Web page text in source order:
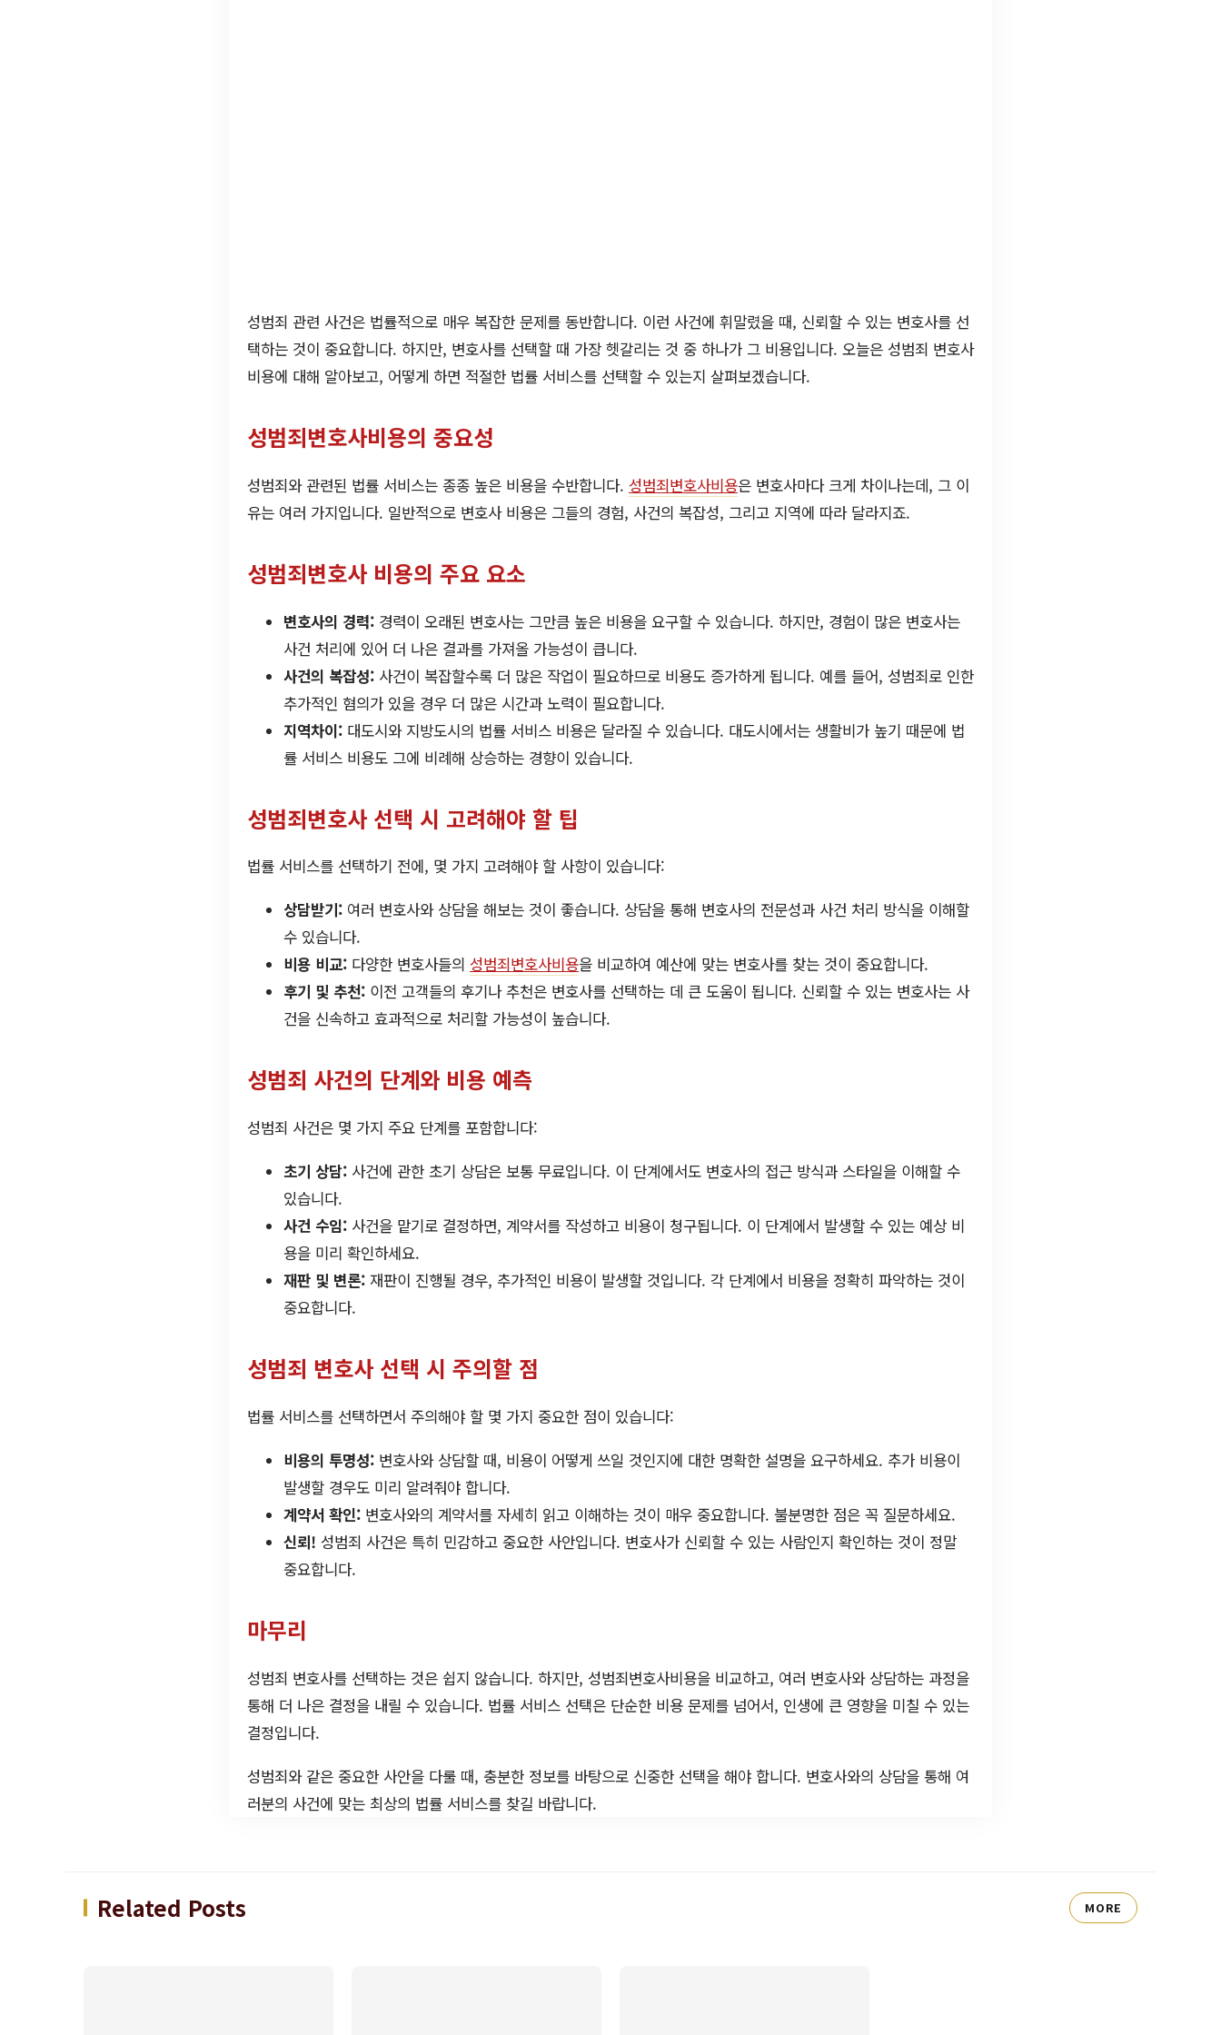
성범죄 관련 사건은 법률적으로 매우 복잡한 문제를 동반합니다. 이런 사건에 휘말렸을 때, 신뢰할 수 있는 변호사를 선
택하는 것이 중요합니다. 하지만, 변호사를 선택할 때 가장 헷갈리는 것 중 하나가 그 비용입니다. 오늘은 성범죄 변호사
비용에 대해 알아보고, 어떻게 하면 적절한 법률 서비스를 선택할 수 있는지 살펴보겠습니다.
성범죄변호사비용의 중요성
성범죄와 관련된 법률 서비스는 종종 높은 비용을 수반합니다. 성범죄변호사비용은 변호사마다 크게 차이나는데, 그 이
유는 여러 가지입니다. 일반적으로 변호사 비용은 그들의 경험, 사건의 복잡성, 그리고 지역에 따라 달라지죠.
성범죄변호사 비용의 주요 요소
변호사의 경력: 경력이 오래된 변호사는 그만큼 높은 비용을 요구할 수 있습니다. 하지만, 경험이 많은 변호사는
사건 처리에 있어 더 나은 결과를 가져올 가능성이 큽니다.
사건의 복잡성: 사건이 복잡할수록 더 많은 작업이 필요하므로 비용도 증가하게 됩니다. 예를 들어, 성범죄로 인한
추가적인 혐의가 있을 경우 더 많은 시간과 노력이 필요합니다.
지역차이: 대도시와 지방도시의 법률 서비스 비용은 달라질 수 있습니다. 대도시에서는 생활비가 높기 때문에 법
률 서비스 비용도 그에 비례해 상승하는 경향이 있습니다.
성범죄변호사 선택 시 고려해야 할 팁
법률 서비스를 선택하기 전에, 몇 가지 고려해야 할 사항이 있습니다:
상담받기: 여러 변호사와 상담을 해보는 것이 좋습니다. 상담을 통해 변호사의 전문성과 사건 처리 방식을 이해할
수 있습니다.
비용 비교: 다양한 변호사들의 성범죄변호사비용을 비교하여 예산에 맞는 변호사를 찾는 것이 중요합니다.
후기 및 추천: 이전 고객들의 후기나 추천은 변호사를 선택하는 데 큰 도움이 됩니다. 신뢰할 수 있는 변호사는 사
건을 신속하고 효과적으로 처리할 가능성이 높습니다.
성범죄 사건의 단계와 비용 예측
성범죄 사건은 몇 가지 주요 단계를 포함합니다:
초기 상담: 사건에 관한 초기 상담은 보통 무료입니다. 이 단계에서도 변호사의 접근 방식과 스타일을 이해할 수
있습니다.
사건 수임: 사건을 맡기로 결정하면, 계약서를 작성하고 비용이 청구됩니다. 이 단계에서 발생할 수 있는 예상 비
용을 미리 확인하세요.
재판 및 변론: 재판이 진행될 경우, 추가적인 비용이 발생할 것입니다. 각 단계에서 비용을 정확히 파악하는 것이
중요합니다.
성범죄 변호사 선택 시 주의할 점
법률 서비스를 선택하면서 주의해야 할 몇 가지 중요한 점이 있습니다:
비용의 투명성: 변호사와 상담할 때, 비용이 어떻게 쓰일 것인지에 대한 명확한 설명을 요구하세요. 추가 비용이
발생할 경우도 미리 알려줘야 합니다.
계약서 확인: 변호사와의 계약서를 자세히 읽고 이해하는 것이 매우 중요합니다. 불분명한 점은 꼭 질문하세요.
신뢰! 성범죄 사건은 특히 민감하고 중요한 사안입니다. 변호사가 신뢰할 수 있는 사람인지 확인하는 것이 정말
중요합니다.
마무리
성범죄 변호사를 선택하는 것은 쉽지 않습니다. 하지만, 성범죄변호사비용을 비교하고, 여러 변호사와 상담하는 과정을
통해 더 나은 결정을 내릴 수 있습니다. 법률 서비스 선택은 단순한 비용 문제를 넘어서, 인생에 큰 영향을 미칠 수 있는
결정입니다.
성범죄와 같은 중요한 사안을 다룰 때, 충분한 정보를 바탕으로 신중한 선택을 해야 합니다. 변호사와의 상담을 통해 여
러분의 사건에 맞는 최상의 법률 서비스를 찾길 바랍니다.
Related Posts MORE